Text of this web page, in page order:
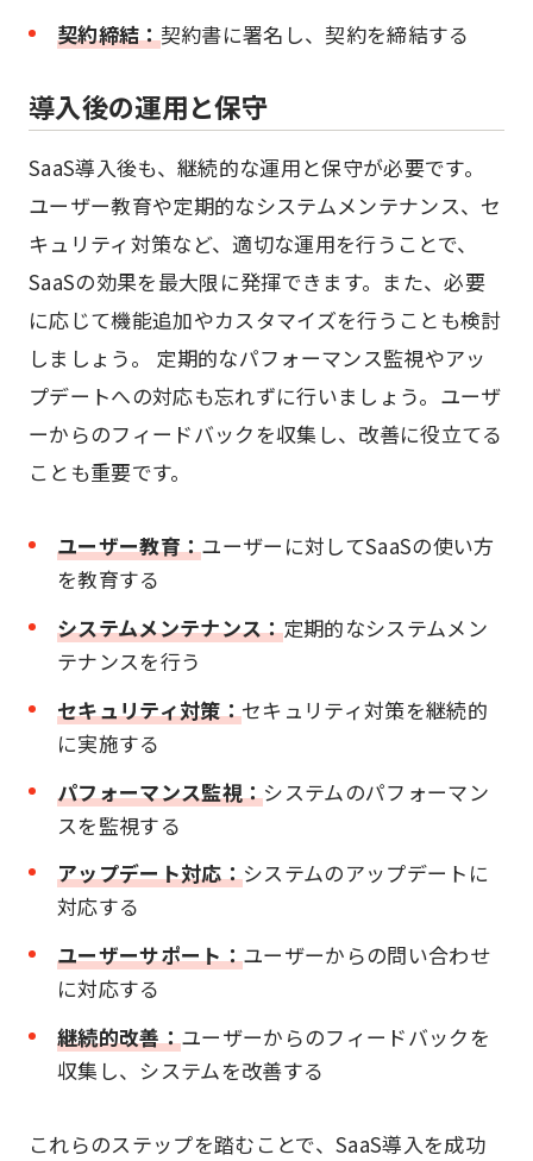
契約締結：契約書に署名し、契約を締結する
導入後の運用と保守
SaaS導入後も、継続的な運用と保守が必要です。
ユーザー教育や定期的なシステムメンテナンス、セ
キュリティ対策など、適切な運用を行うことで、
SaaSの効果を最大限に発揮できます。また、必要
に応じて機能追加やカスタマイズを行うことも検討
しましょう。 定期的なパフォーマンス監視やアッ
プデートへの対応も忘れずに行いましょう。ユーザ
ーからのフィードバックを収集し、改善に役立てる
ことも重要です。
ユーザー教育：ユーザーに対してSaaSの使い方
を教育する
システムメンテナンス：定期的なシステムメン
テナンスを行う
セキュリティ対策：セキュリティ対策を継続的
に実施する
パフォーマンス監視：システムのパフォーマン
スを監視する
アップデート対応：システムのアップデートに
対応する
ユーザーサポート：ユーザーからの問い合わせ
に対応する
継続的改善：ユーザーからのフィードバックを
収集し、システムを改善する
これらのステップを踏むことで、SaaS導入を成功